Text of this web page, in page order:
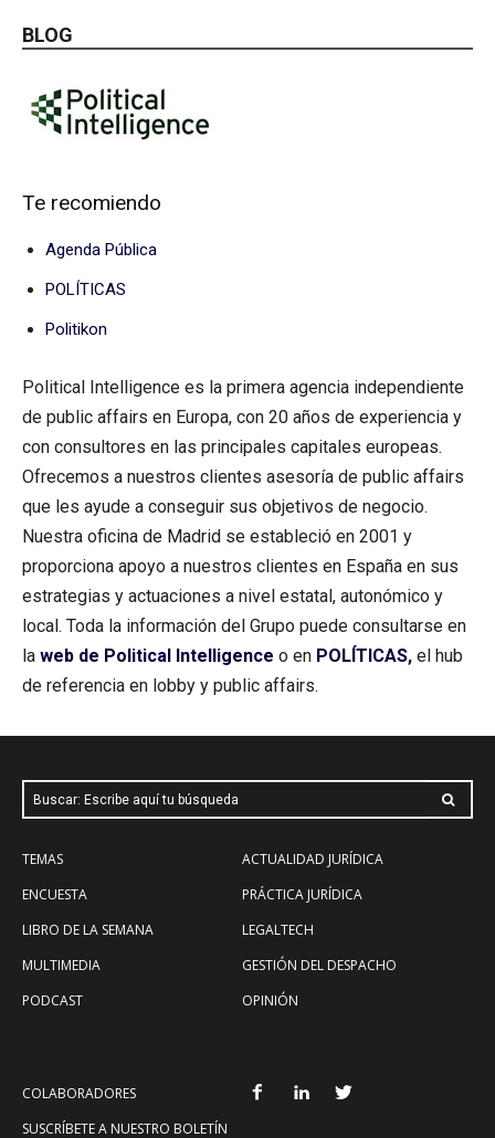
BLOG
Te recomiendo
Agenda Pública
POLÍTICAS
Politikon
Political Intelligence es la primera agencia independiente
de public affairs en Europa, con 20 años de experiencia y
con consultores en las principales capitales europeas.
Ofrecemos a nuestros clientes asesoría de public affairs
que les ayude a conseguir sus objetivos de negocio.
Nuestra oficina de Madrid se estableció en 2001 y
proporciona apoyo a nuestros clientes en España en sus
estrategias y actuaciones a nivel estatal, autonómico y
local. Toda la información del Grupo puede consultarse en
la web de Political Intelligence o en POLÍTICAS, el hub
de referencia en lobby y public affairs.
Buscar: Escribe aquí tu búsqueda
TEMAS
ENCUESTA
LIBRO DE LA SEMANA
MULTIMEDIA
PODCAST
ACTUALIDAD JURÍDICA
PRÁCTICA JURÍDICA
LEGALTECH
GESTIÓN DEL DESPACHO
OPINIÓN
COLABORADORES
SUSCRÍBETE A NUESTRO BOLETÍN